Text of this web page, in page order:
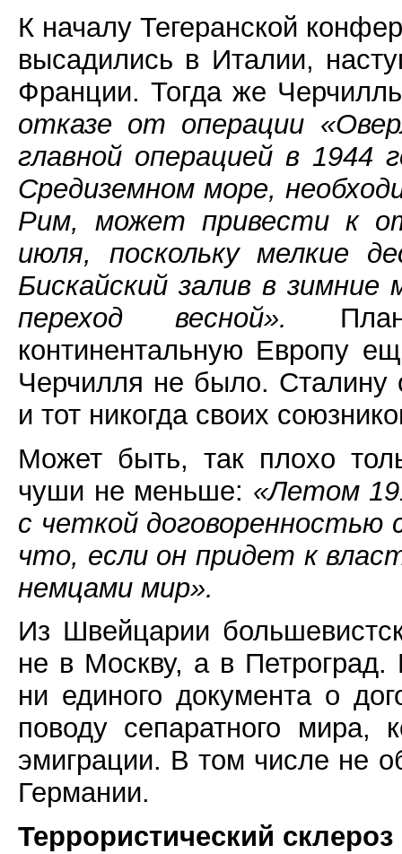
К началу Тегеранской
высадились в Италии,
Франции. Тогда же
отказе от операции
главной операцией в 1944
Средиземном море,
Рим, может привести к
июля, поскольку мелкие
Бискайский залив в
переход весной».
континентальную Европу
Черчилля не было. Сталину
и тот никогда своих
Может быть, так плохо
чуши не меньше: «Летом
с четкой договоренностью
что, если он придет к
немцами мир».
Из Швейцарии
не в Москву, а в
ни единого документа о
поводу сепаратного
эмиграции. В том числе не
Германии.
Террористический склероз